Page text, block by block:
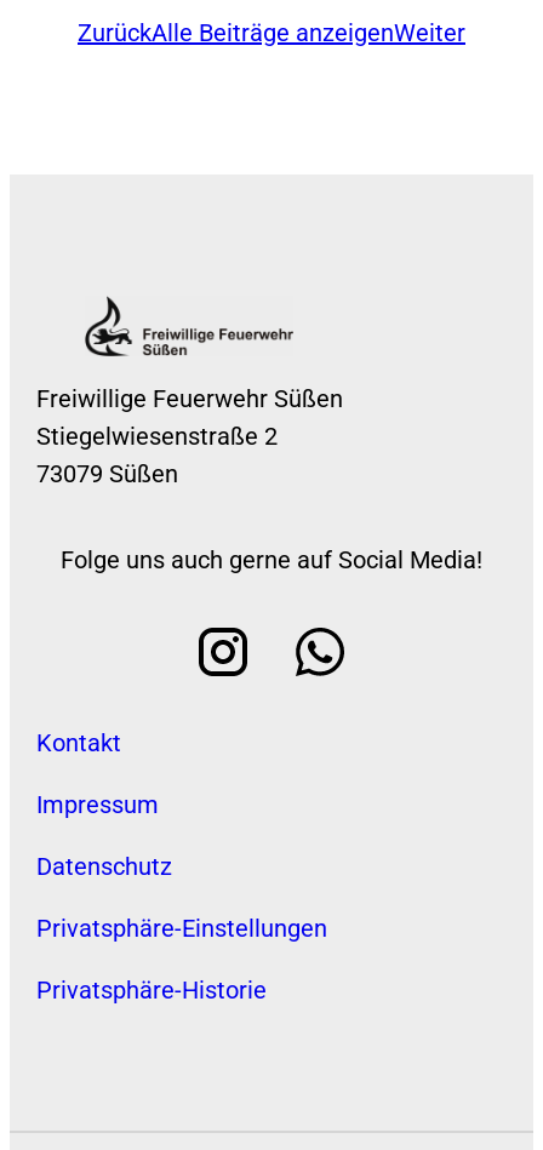
ZurückAlle Beiträge anzeigenWeiter
Freiwillige Feuerwehr Süßen
Stiegelwiesenstraße 2
73079 Süßen
Folge uns auch gerne auf Social Media!
Kontakt
Impressum
Datenschutz
Privatsphäre-Einstellungen
Privatsphäre-Historie